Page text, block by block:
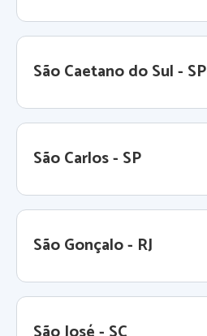
São Caetano do Sul - SP
São Carlos - SP
São Gonçalo - RJ